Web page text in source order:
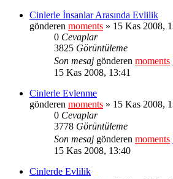
Cinlerle İnsanlar Arasında Evlilik
gönderen moments » 15 Kas 2008,
0 Cevaplar
3825 Görüntüleme
Son mesaj gönderen moments
15 Kas 2008, 13:41
Cinlerle Evlenme
gönderen moments » 15 Kas 2008,
0 Cevaplar
3778 Görüntüleme
Son mesaj gönderen moments
15 Kas 2008, 13:40
Cinlerde Evlilik